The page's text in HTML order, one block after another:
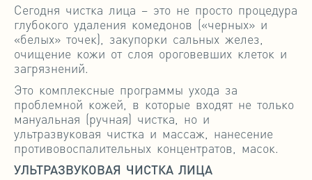
Сегодня чистка лица – это не просто процедура
глубокого удаления комедонов («черных» и
«белых» точек), закупорки сальных желез,
очищение кожи от слоя ороговевших клеток и
загрязнений.
Это комплексные программы ухода за
проблемной кожей, в которые входят не только
мануальная (ручная) чистка, но и
ультразвуковая чистка и массаж, нанесение
противовоспалительных концентратов, масок.
УЛЬТРАЗВУКОВАЯ ЧИСТКА ЛИЦА